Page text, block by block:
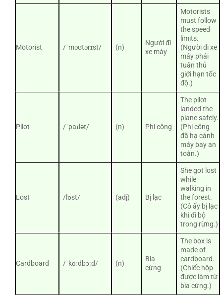
Motorist /ˈməʊtərɪst/ (n)
Người đi
xe máy
Motorists
must follow
the speed
limits.
(Người đi xe
máy phải
tuân thủ
giới hạn tốc
độ.)
Pilot /ˈpaɪlət/ (n) Phi công
The pilot
landed the
plane safely.
(Phi công
đã hạ cánh
máy bay an
toàn.)
Lost /lɒst/ (adj) Bị lạc
She got lost
while
walking in
the forest.
(Cô ấy bị lạc
khi đi bộ
trong rừng.)
Cardboard /ˈkɑːdbɔːd/ (n)
Bìa
cứng
The box is
made of
cardboard.
(Chiếc hộp
được làm từ
bìa cứng.)